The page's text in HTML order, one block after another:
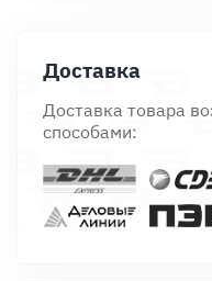
Доставка
Доставка товара
способами: